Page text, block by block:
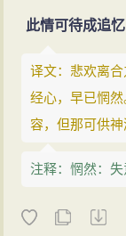
此情可待成追
译文：悲欢离
经心，早已惘
容，但那可供神
注释：惘然：失